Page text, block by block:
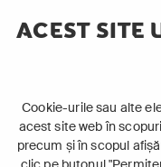
ACEST SITE
Cookie-urile sau alte
acest site web în
precum și în scopul